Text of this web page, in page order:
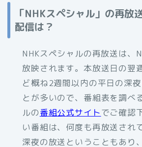
「NHKスペシャル」の再放
配信は？
NHKスペシャルの再放送は、
放映されます。本放送日の翌
ど概ね2週間以内の平日の深
とが多いので、番組表を調べ
ルの番組公式サイトでご確認
い番組は、何度も再放送され
深夜の放送ということもあり